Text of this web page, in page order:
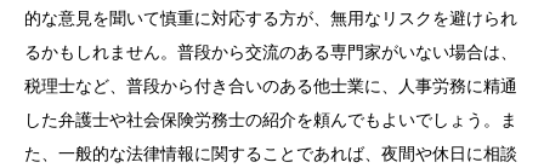
的な意見を聞いて慎重に対応する方が、無用なリスクを避けられ
るかもしれません。普段から交流のある専門家がいない場合は、
税理士など、普段から付き合いのある他士業に、人事労務に精通
した弁護士や社会保険労務士の紹介を頼んでもよいでしょう。ま
た、一般的な法律情報に関することであれば、夜間や休日に相談